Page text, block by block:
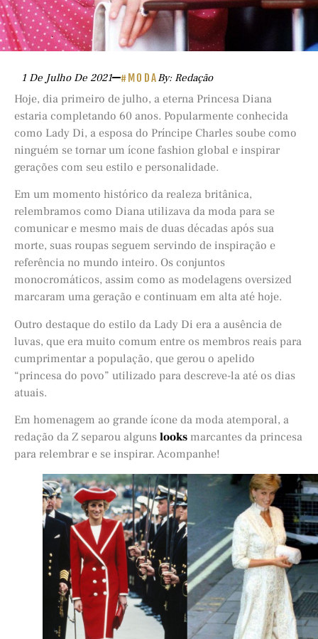
1 De Julho De 2021 #MODABy: Redação
Hoje, dia primeiro de julho, a eterna Princesa Diana
estaria completando 60 anos. Popularmente conhecida
como Lady Di, a esposa do Príncipe Charles soube como
ninguém se tornar um ícone fashion global e inspirar
gerações com seu estilo e personalidade.
Em um momento histórico da realeza britânica,
relembramos como Diana utilizava da moda para se
comunicar e mesmo mais de duas décadas após sua
morte, suas roupas seguem servindo de inspiração e
referência no mundo inteiro. Os conjuntos
monocromáticos, assim como as modelagens oversized
marcaram uma geração e continuam em alta até hoje.
Outro destaque do estilo da Lady Di era a ausência de
luvas, que era muito comum entre os membros reais para
cumprimentar a população, que gerou o apelido
“princesa do povo” utilizado para descreve-la até os dias
atuais.
Em homenagem ao grande ícone da moda atemporal, a
redação da Z separou alguns looks marcantes da princesa
para relembrar e se inspirar. Acompanhe!